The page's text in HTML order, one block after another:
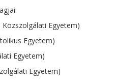
Egyetem)
Egyetem)
Egyetem)
Egyetem)